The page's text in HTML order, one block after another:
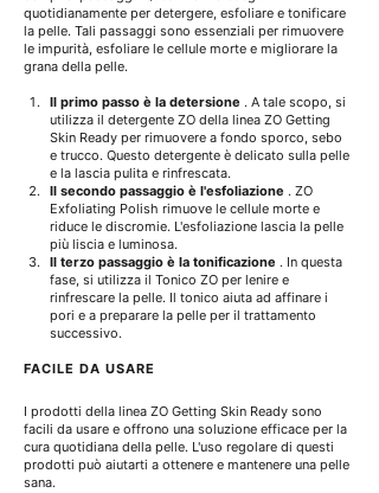
quotidianamente per detergere, esfoliare e tonificare
la pelle. Tali passaggi sono essenziali per rimuovere
le impurità, esfoliare le cellule morte e migliorare la
grana della pelle.
Il primo passo è la detersione . A tale scopo, si
utilizza il detergente ZO della linea ZO Getting
Skin Ready per rimuovere a fondo sporco, sebo
e trucco. Questo detergente è delicato sulla pelle
e la lascia pulita e rinfrescata.
Il secondo passaggio è l'esfoliazione . ZO
Exfoliating Polish rimuove le cellule morte e
riduce le discromie. L'esfoliazione lascia la pelle
più liscia e luminosa.
Il terzo passaggio è la tonificazione . In questa
fase, si utilizza il Tonico ZO per lenire e
rinfrescare la pelle. Il tonico aiuta ad affinare i
pori e a preparare la pelle per il trattamento
successivo.
FACILE DA USARE
I prodotti della linea ZO Getting Skin Ready sono
facili da usare e offrono una soluzione efficace per la
cura quotidiana della pelle. L'uso regolare di questi
prodotti può aiutarti a ottenere e mantenere una pelle
sana.